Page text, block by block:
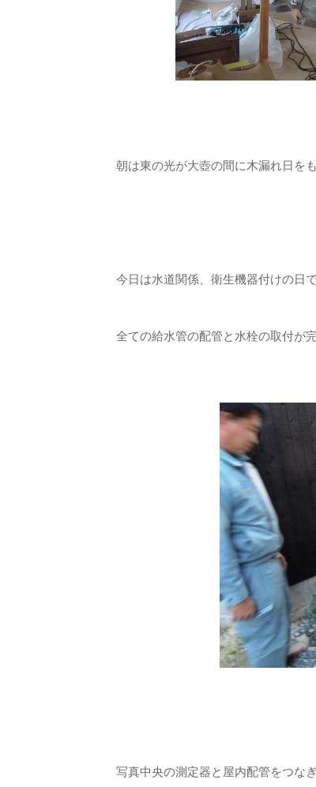
朝は東の光が大壺の間に木漏れ日を
今日は水道関係、衛生機器付けの日
全ての給水管の配管と水栓の取付が
写真中央の測定器と屋内配管をつな